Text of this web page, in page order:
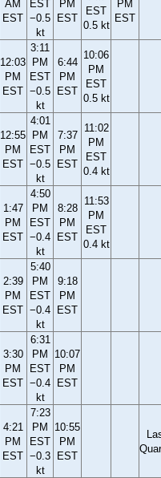
AM
EST
EST
−0.5
kt
PM
EST
EST
0.5 kt
PM
EST
12:03
PM
EST
3:11
PM
EST
−0.5
kt
6:44
PM
EST
10:06
PM
EST
0.5 kt
12:55
PM
EST
4:01
PM
EST
−0.5
kt
7:37
PM
EST
11:02
PM
EST
0.4 kt
1:47
PM
EST
4:50
PM
EST
−0.4
kt
8:28
PM
EST
11:53
PM
EST
0.4 kt
2:39
PM
EST
5:40
PM
EST
−0.4
kt
9:18
PM
EST
3:30
PM
EST
6:31
PM
EST
−0.4
kt
10:07
PM
EST
4:21
PM
EST
7:23
PM
EST
−0.3
kt
10:55
PM
EST